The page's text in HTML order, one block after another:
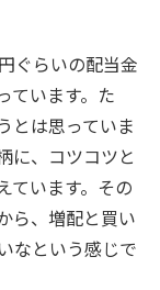
ぐらいの配当金
ています。た
とは思っていま
に、コツコツと
ています。その
ら、増配と買い
なという感じで